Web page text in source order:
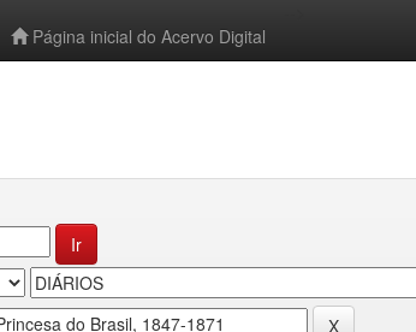
Página inicial do Acervo Digital